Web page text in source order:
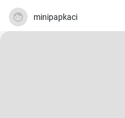
minipapkaci